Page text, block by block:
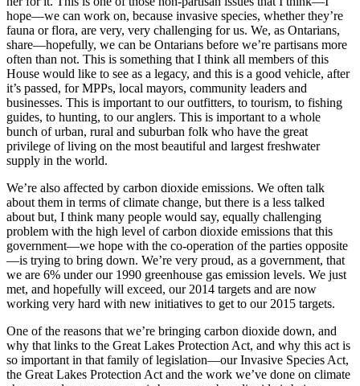
hope—we can work on, because invasive species, whether they’re
fauna or flora, are very, very challenging for us. We, as Ontarians,
share—hopefully, we can be Ontarians before we’re partisans more
often than not. This is something that I think all members of this
House would like to see as a legacy, and this is a good vehicle, after
it’s passed, for MPPs, local mayors, community leaders and
businesses. This is important to our outfitters, to tourism, to fishing
guides, to hunting, to our anglers. This is important to a whole
bunch of urban, rural and suburban folk who have the great
privilege of living on the most beautiful and largest freshwater
supply in the world.
We’re also affected by carbon dioxide emissions. We often talk
about them in terms of climate change, but there is a less talked
about but, I think many people would say, equally challenging
problem with the high level of carbon dioxide emissions that this
government—we hope with the co-operation of the parties opposite
—is trying to bring down. We’re very proud, as a government, that
we are 6% under our 1990 greenhouse gas emission levels. We just
met, and hopefully will exceed, our 2014 targets and are now
working very hard with new initiatives to get to our 2015 targets.
One of the reasons that we’re bringing carbon dioxide down, and
why that links to the Great Lakes Protection Act, and why this act is
so important in that family of legislation—our Invasive Species Act,
the Great Lakes Protection Act and the work we’ve done on climate